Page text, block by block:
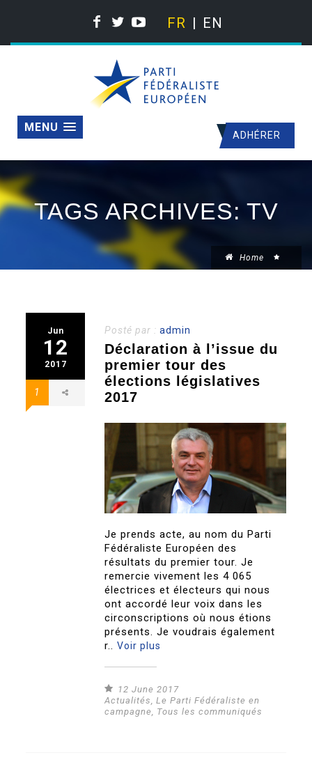
FR EN
ADHÉRER
MENU
TAGS ARCHIVES: TV
Home
Jun
12
2017
1
Posté par :admin
Déclaration à l’issue du
premier tour des
élections législatives
2017
Je prends acte, au nom du Parti
Fédéraliste Européen des
résultats du premier tour. Je
remercie vivement les 4 065
électrices et électeurs qui nous
ont accordé leur voix dans les
circonscriptions où nous étions
présents. Je voudrais également
r..Voir plus
12 June 2017
Actualités,Le Parti Fédéraliste en
campagne, Tous les communiqués